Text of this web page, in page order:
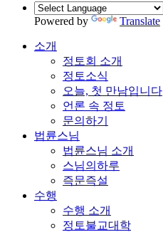
Powered by Translate
소개
정토회 소개
정토소식
오늘, 첫 만남입니다
언론 속 정토
문의하기
법륜스님
법륜스님 소개
스님의하루
즉문즉설
수행
수행 소개
정토불교대학